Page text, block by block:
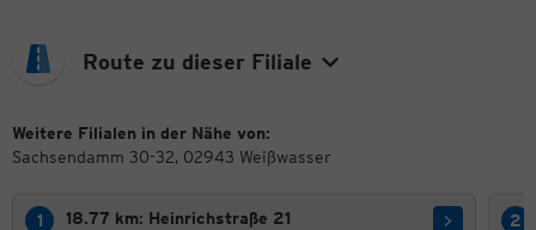
Route zu dieser Filiale
Weitere Filialen in der Nähe von:
Sachsendamm 30-32, 02943 Weißwasser
18.77 km: Heinrichstraße 21